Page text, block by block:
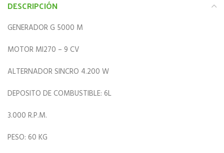
DESCRIPCIÓN
GENERADOR G 5000 M
MOTOR MI270 – 9 CV
ALTERNADOR SINCRO 4.200 W
DEPOSITO DE COMBUSTIBLE: 6L
3.000 R.P.M.
PESO: 60 KG